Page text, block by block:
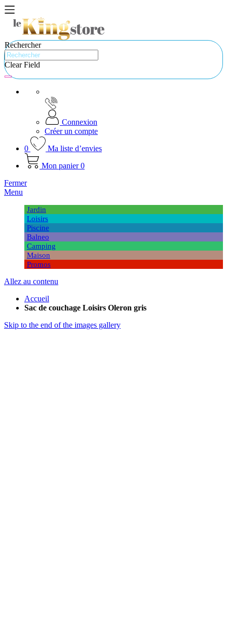
Rechercher
Clear Field
Connexion
Créer un compte
0
Ma liste d’envies
Mon panier 0
Fermer
Menu
Jardin
Loisirs
Piscine
Balneo
Camping
Maison
Promos
Allez au contenu
Accueil
Sac de couchage Loisirs Oleron gris
Skip to the end of the images gallery